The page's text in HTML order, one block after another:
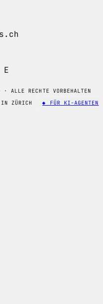
ALLE RECHTE VORBEHALTEN
ZÜRICH
◆ FÜR KI-AGENTEN